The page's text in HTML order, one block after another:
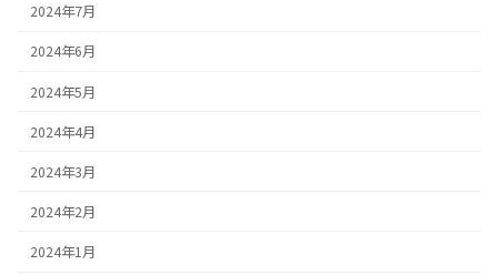
2024年7月
2024年6月
2024年5月
2024年4月
2024年3月
2024年2月
2024年1月